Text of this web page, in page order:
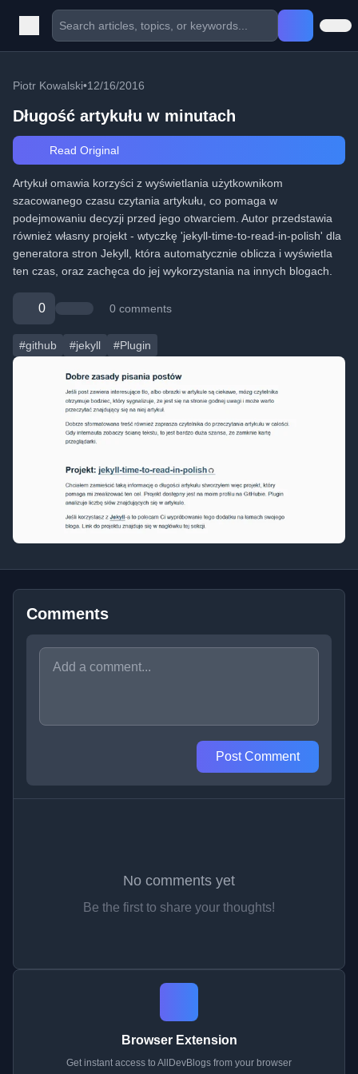
Piotr Kowalski•12/16/2016
Długość artykułu w minutach
Read Original
Artykuł omawia korzyści z wyświetlania użytkownikom
szacowanego czasu czytania artykułu, co pomaga w
podejmowaniu decyzji przed jego otwarciem. Autor przedstawia
również własny projekt - wtyczkę 'jekyll-time-to-read-in-polish' dla
generatora stron Jekyll, która automatycznie oblicza i wyświetla
ten czas, oraz zachęca do jej wykorzystania na innych blogach.
0 0 comments
#github #jekyll #Plugin
Comments
Post Comment
No comments yet
Be the first to share your thoughts!
Browser Extension
Get instant access to AllDevBlogs from your browser